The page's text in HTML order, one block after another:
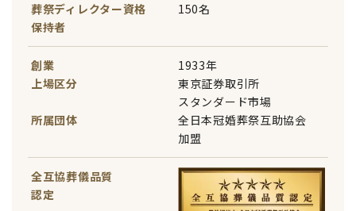
葬祭ディレクター資格
保持者
150名
創業
1933年
上場区分
東京証券取引所
スタンダード市場
所属団体
全日本冠婚葬祭互助協会
加盟
全互協葬儀品質
認定